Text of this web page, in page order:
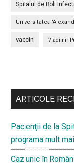
Spitalul de Boli
Universitatea
vaccin Vladimir
ARTICOLE
Pacienţii de la
programa mult
Caz unic în